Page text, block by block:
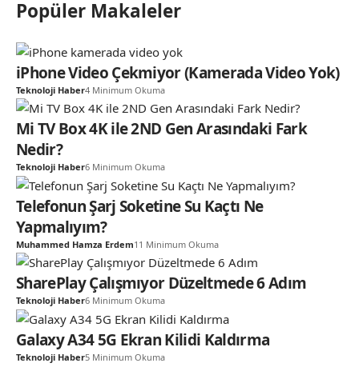
Popüler Makaleler
iPhone Video Çekmiyor (Kamerada Video Yok)
Teknoloji Haber4 Minimum Okuma
Mi TV Box 4K ile 2ND Gen Arasındaki Fark
Nedir?
Teknoloji Haber6 Minimum Okuma
Telefonun Şarj Soketine Su Kaçtı Ne
Yapmalıyım?
Muhammed Hamza Erdem11 Minimum Okuma
SharePlay Çalışmıyor Düzeltmede 6 Adım
Teknoloji Haber6 Minimum Okuma
Galaxy A34 5G Ekran Kilidi Kaldırma
Teknoloji Haber5 Minimum Okuma